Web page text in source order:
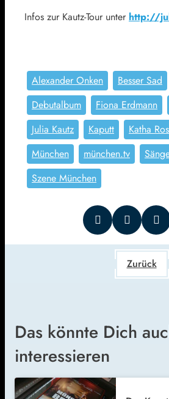
Infos zur Kautz-Tour unter http://
Alexander Onken Besser Sad
Debutalbum
Fiona Erdmann
Julia Kautz
Kaputt Katha
München
münchen.tv
Szene München
Zurück
Das könnte Dich
interessieren